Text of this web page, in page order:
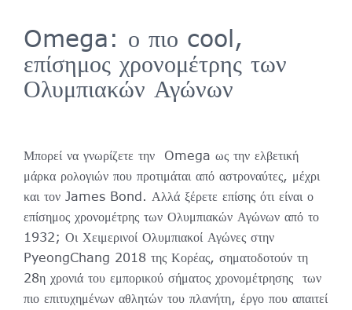
Omega: ο πιο cool,
επίσημος χρονομέτρης των
Ολυμπιακών Αγώνων
Μπορεί να γνωρίζετε την Omega ως την ελβετική
μάρκα ρολογιών που προτιμάται από αστροναύτες, μέχρι
και τον James Bond. Αλλά ξέρετε επίσης ότι είναι ο
επίσημος χρονομέτρης των Ολυμπιακών Αγώνων από το
1932; Οι Χειμερινοί Ολυμπιακοί Αγώνες στην
PyeongChang 2018 της Κορέας, σηματοδοτούν τη
28η χρονιά του εμπορικού σήματος χρονομέτρησης των
πιο επιτυχημένων αθλητών του πλανήτη, έργο που απαιτεί